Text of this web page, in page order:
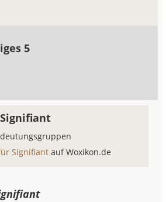
5
Signifiantauf Woxikon.de